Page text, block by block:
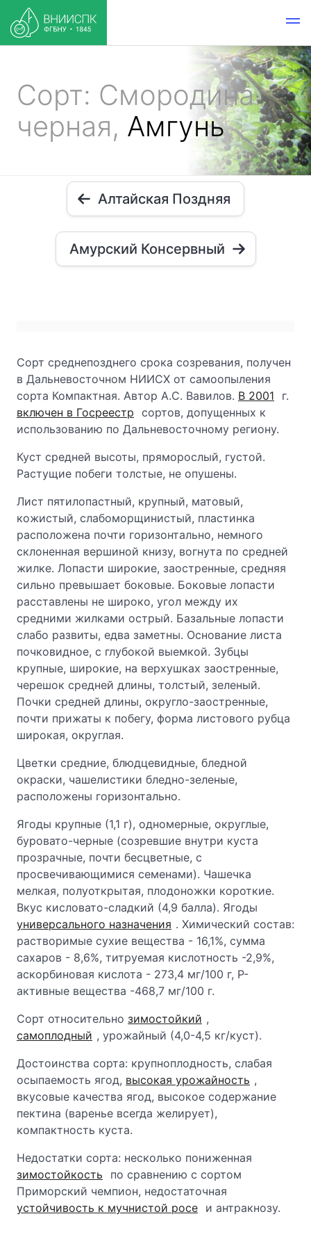
Сорт: Смородина
черная, Амгунь
Алтайская Поздняя
Амурский Консервный
Сорт среднепозднего срока созревания, получен
в Дальневосточном НИИСХ от самоопыления
сорта Компактная. Автор А.С. Вавилов. В 2001
г.
включен в Госреестр сортов, допущенных к
использованию по Дальневосточному региону.
Куст средней высоты, пряморослый, густой.
Растущие побеги толстые, не опушены.
Лист пятилопастный, крупный, матовый,
кожистый, слабоморщинистый, пластинка
расположена почти горизонтально, немного
склоненная вершиной книзу, вогнута по средней
жилке. Лопасти широкие, заостренные, средняя
сильно превышает боковые. Боковые лопасти
расставлены не широко, угол между их
средними жилками острый. Базальные лопасти
слабо развиты, едва заметны. Основание листа
почковидное, с глубокой выемкой. Зубцы
крупные, широкие, на верхушках заостренные,
черешок средней длины, толстый, зеленый.
Почки средней длины, округло-заостренные,
почти прижаты к побегу, форма листового рубца
широкая, округлая.
Цветки средние, блюдцевидные, бледной
окраски, чашелистики бледно-зеленые,
расположены горизонтально.
Ягоды крупные (1,1 г), одномерные, округлые,
буровато-черные (созревшие внутри куста
прозрачные, почти бесцветные, с
просвечивающимися семенами). Чашечка
мелкая, полуоткрытая, плодоножки короткие.
Вкус кисловато-сладкий (4,9 балла). Ягоды
универсального назначения . Химический состав:
растворимые сухие вещества - 16,1%, сумма
сахаров - 8,6%, титруемая кислотность -2,9%,
аскорбиновая кислота - 273,4 мг/100 г, Р-
активные вещества -468,7 мг/100 г.
Сорт относительно зимостойкий ,
самоплодный , урожайный (4,0-4,5 кг/куст).
Достоинства сорта: крупноплодность, слабая
осыпаемость ягод, высокая урожайность ,
вкусовые качества ягод, высокое содержание
пектина (варенье всегда желирует),
компактность куста.
Недостатки сорта: несколько пониженная
зимостойкость
по сравнению с сортом
Приморский чемпион, недостаточная
устойчивость к мучнистой росе и антракнозу.